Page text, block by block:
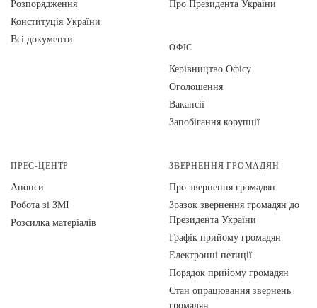
Розпорядження
Конституція України
Всі документи
Про Президента України
ОФІС
Керівництво Офісу
Оголошення
Вакансії
Запобігання корупції
ПРЕС-ЦЕНТР
Анонси
Робота зі ЗМІ
Розсилка матеріалів
ЗВЕРНЕННЯ ГРОМАДЯН
Про звернення громадян
Зразок звернення громадян до
Президента України
Графік прийому громадян
Електронні петиції
Порядок прийому громадян
Стан опрацювання звернень
громадян